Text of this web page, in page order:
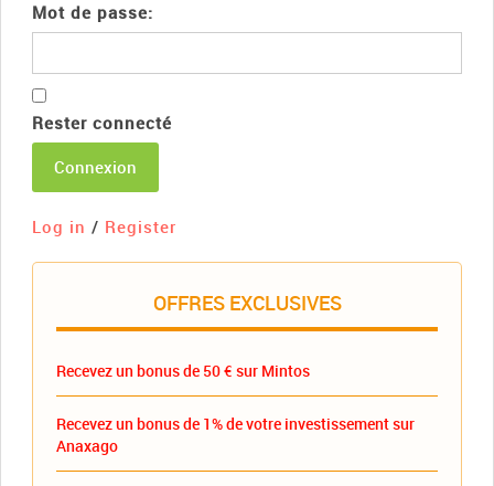
Mot de passe:
Rester connecté
Connexion
Log in / Register
OFFRES EXCLUSIVES
Recevez un bonus de 50 € sur Mintos
Recevez un bonus de 1% de votre investissement sur
Anaxago